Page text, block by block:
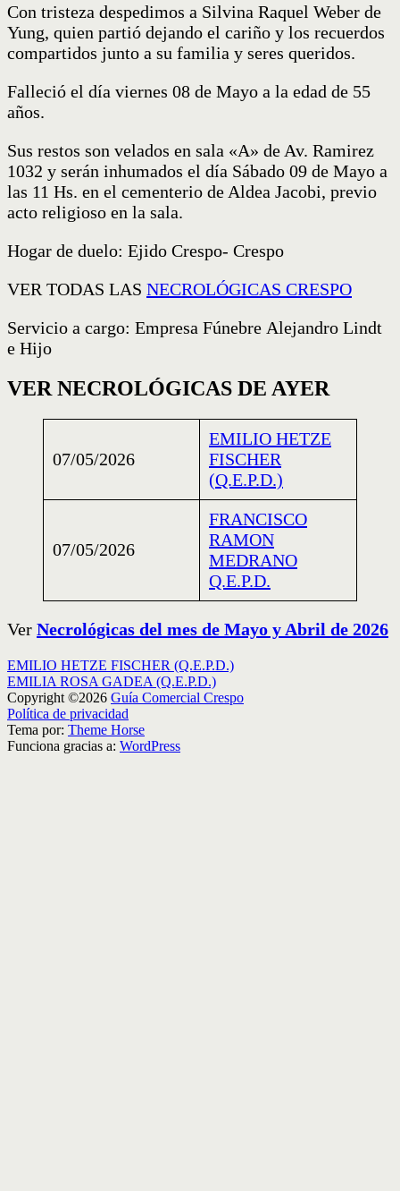
Con tristeza despedimos a Silvina Raquel Weber de
Yung, quien partió dejando el cariño y los recuerdos
compartidos junto a su familia y seres queridos.
Falleció el día viernes 08 de Mayo a la edad de 55
años.
Sus restos son velados en sala «A» de Av. Ramirez
1032 y serán inhumados el día Sábado 09 de Mayo a
las 11 Hs. en el cementerio de Aldea Jacobi, previo
acto religioso en la sala.
Hogar de duelo: Ejido Crespo- Crespo
VER TODAS LAS NECROLÓGICAS CRESPO
Servicio a cargo: Empresa Fúnebre Alejandro Lindt
e Hijo
VER NECROLÓGICAS DE AYER
07/05/2026
EMILIO HETZE
FISCHER
(Q.E.P.D.)
07/05/2026
FRANCISCO
RAMON
MEDRANO
Q.E.P.D.
Ver Necrológicas del mes de Mayo y Abril de 2026
Navegación
de
entradas
EMILIO HETZE FISCHER (Q.E.P.D.)
EMILIA ROSA GADEA (Q.E.P.D.)
Copyright ©2026 Guía Comercial Crespo
Política de privacidad
Tema por: Theme Horse
Funciona gracias a: WordPress